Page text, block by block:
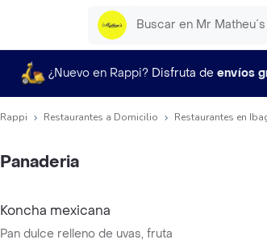
¿Nuevo en Rappi? Disfruta de envíos
Rappi Restaurantes a Domicilio Restaurantes en
Panaderia
Koncha mexicana
Pan dulce relleno de uvas, fruta